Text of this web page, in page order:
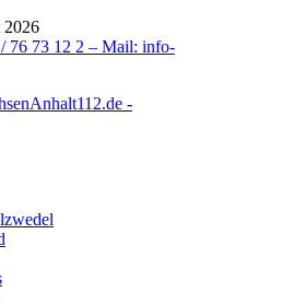
2026
76 73 12 2 – Mail: info-
-